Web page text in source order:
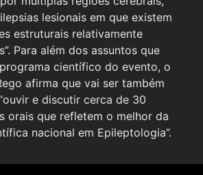
lesionais em que existem
estruturais relativamente
Para além dos assuntos que
científico do evento, o
afirma que vai ser também
e discutir cerca de 30
orais que refletem o melhor da
nacional em Epileptologia”.